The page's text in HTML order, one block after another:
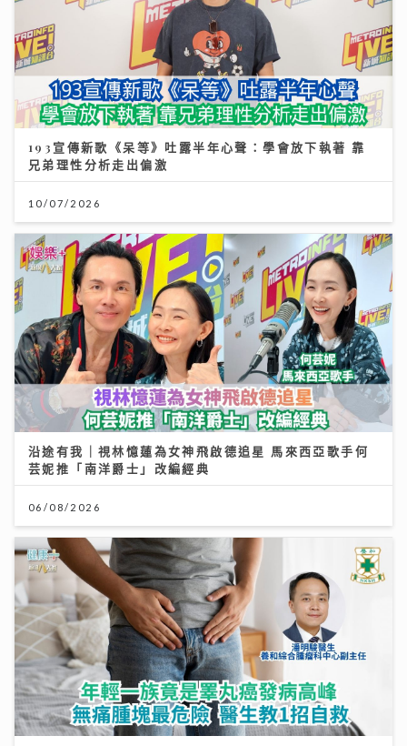
193宣傳新歌《呆等》吐露半年心聲：學會放下執著 靠
兄弟理性分析走出偏激
10/07/2026
沿途有我｜視林憶蓮為女神飛啟德追星 馬來西亞歌手何
芸妮推「南洋爵士」改編經典
06/08/2026